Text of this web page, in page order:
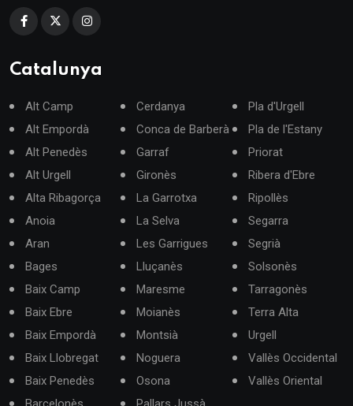
Catalunya
Alt Camp
Alt Empordà
Alt Penedès
Alt Urgell
Alta Ribagorça
Anoia
Aran
Bages
Baix Camp
Baix Ebre
Baix Empordà
Baix Llobregat
Baix Penedès
Cerdanya
Conca de Barberà
Garraf
Gironès
La Garrotxa
La Selva
Les Garrigues
Lluçanès
Maresme
Moianès
Montsià
Noguera
Osona
Pla d'Urgell
Pla de l'Estany
Priorat
Ribera d'Ebre
Ripollès
Segarra
Segrià
Solsonès
Tarragonès
Terra Alta
Urgell
Vallès Occidental
Vallès Oriental